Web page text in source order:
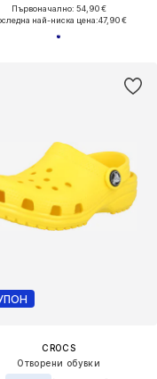
Първоначално: 54,90 €
най-ниска цена:47,90 €
CROCS
Отворени обувки